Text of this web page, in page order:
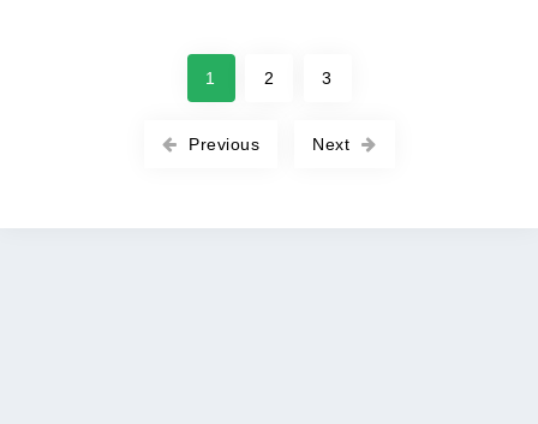
Previous
1 2 3
Next